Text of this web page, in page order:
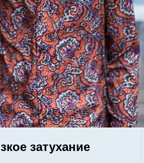
затухание